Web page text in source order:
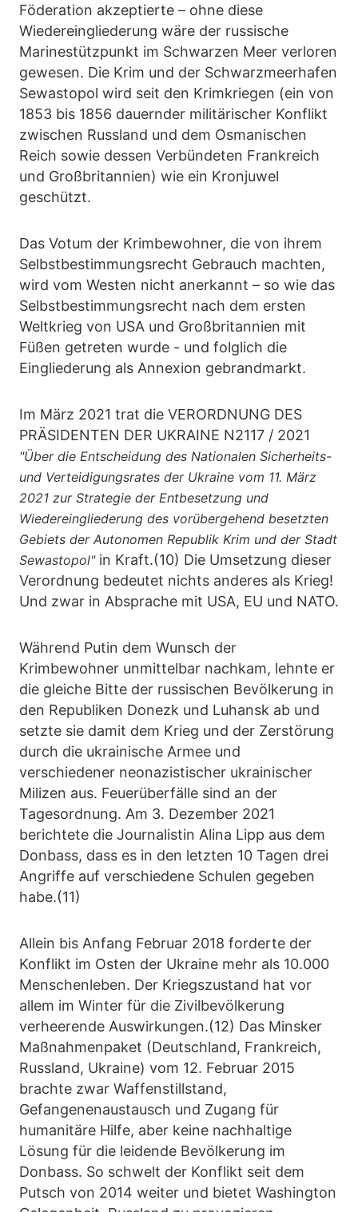
Föderation akzeptierte – ohne diese
Wiedereingliederung wäre der russische
Marinestützpunkt im Schwarzen Meer verloren
gewesen. Die Krim und der Schwarzmeerhafen
Sewastopol wird seit den Krimkriegen (ein von
1853 bis 1856 dauernder militärischer Konflikt
zwischen Russland und dem Osmanischen
Reich sowie dessen Verbündeten Frankreich
und Großbritannien) wie ein Kronjuwel
geschützt.
Das Votum der Krimbewohner, die von ihrem
Selbstbestimmungsrecht Gebrauch machten,
wird vom Westen nicht anerkannt – so wie das
Selbstbestimmungsrecht nach dem ersten
Weltkrieg von USA und Großbritannien mit
Füßen getreten wurde - und folglich die
Eingliederung als Annexion gebrandmarkt.
Im März 2021 trat die VERORDNUNG DES
PRÄSIDENTEN DER UKRAINE N2117 / 2021
"Über die Entscheidung des Nationalen Sicherheits-
und Verteidigungsrates der Ukraine vom 11. März
2021 zur Strategie der Entbesetzung und
Wiedereingliederung des vorübergehend besetzten
Gebiets der Autonomen Republik Krim und der Stadt
Sewastopol"in Kraft.(10) Die Umsetzung dieser
Verordnung bedeutet nichts anderes als Krieg!
Und zwar in Absprache mit USA, EU und NATO.
Während Putin dem Wunsch der
Krimbewohner unmittelbar nachkam, lehnte er
die gleiche Bitte der russischen Bevölkerung in
den Republiken Donezk und Luhansk ab und
setzte sie damit dem Krieg und der Zerstörung
durch die ukrainische Armee und
verschiedener neonazistischer ukrainischer
Milizen aus. Feuerüberfälle sind an der
Tagesordnung. Am 3. Dezember 2021
berichtete die Journalistin Alina Lipp aus dem
Donbass, dass es in den letzten 10 Tagen drei
Angriffe auf verschiedene Schulen gegeben
habe.(11)
Allein bis Anfang Februar 2018 forderte der
Konflikt im Osten der Ukraine mehr als 10.000
Menschenleben. Der Kriegszustand hat vor
allem im Winter für die Zivilbevölkerung
verheerende Auswirkungen.(12) Das Minsker
Maßnahmenpaket (Deutschland, Frankreich,
Russland, Ukraine) vom 12. Februar 2015
brachte zwar Waffenstillstand,
Gefangenenaustausch und Zugang für
humanitäre Hilfe, aber keine nachhaltige
Lösung für die leidende Bevölkerung im
Donbass. So schwelt der Konflikt seit dem
Putsch von 2014 weiter und bietet Washington